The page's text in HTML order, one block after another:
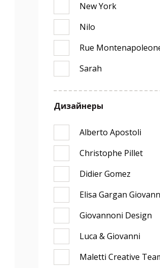
New York
Nilo
Rue
Sarah
Дизайнеры
Alberto Apostoli
Christophe Pillet
Didier Gomez
Elisa Gargan
Giovannoni Design
Luca & Giovanni
Maletti Creative